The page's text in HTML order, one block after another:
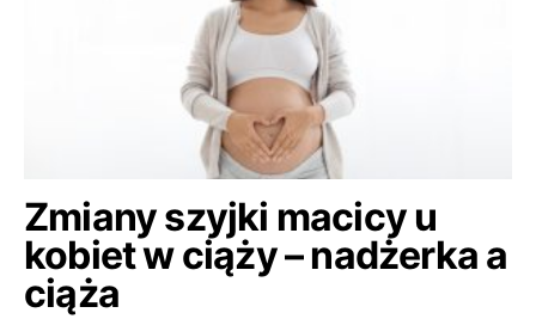
Zmiany szyjki macicy u
kobiet w ciąży – nadżerka a
ciąża